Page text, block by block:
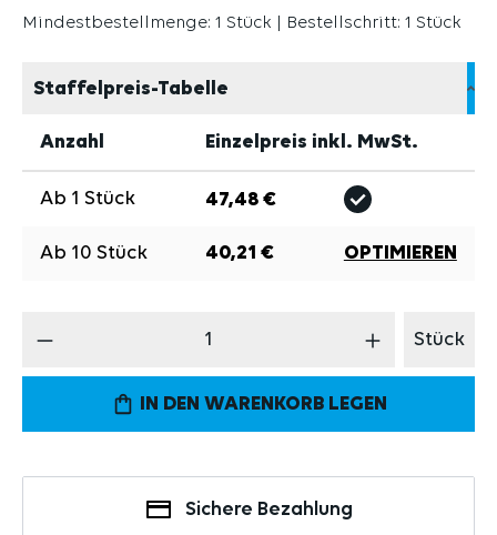
Mindestbestellmenge: 1 Stück | Bestellschritt: 1 Stück
Staffelpreis-Tabelle
Anzahl Einzelpreis inkl. MwSt.
Ab 1 Stück 47,48 €
Ab 10 Stück 40,21 € OPTIMIEREN
Produkt Anzahl: Gib den gewünschten
Stück
IN DEN WARENKORB LEGEN
Sichere Bezahlung